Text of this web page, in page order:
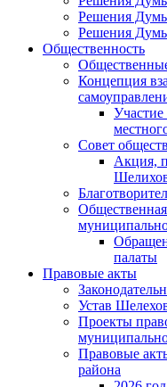
Решения
Решения
Общественность
Концепция
Совет
Акция,
палаты
Правовые акты
Устав
Проекты
Правовые
района